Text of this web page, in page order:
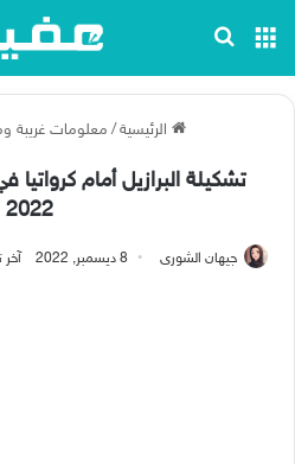
القائمة
الرئيسية / معلومات غريبة
تشكيلة البرازيل أمام
2022
جيهان الشورى 8 ديسمبر, 2022 آخر